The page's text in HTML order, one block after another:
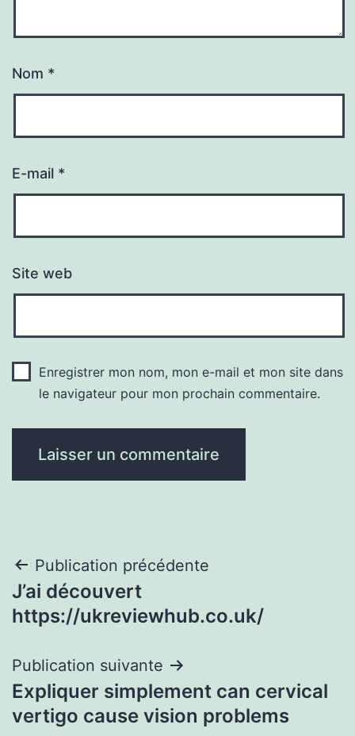
Nom *
E-mail *
Site web
Enregistrer mon nom, mon e-mail et mon site dans
le navigateur pour mon prochain commentaire.
Navigation
de
Publication précédente
J’ai découvert
https://ukreviewhub.co.uk/
Publication suivante
Expliquer simplement can cervical
vertigo cause vision problems